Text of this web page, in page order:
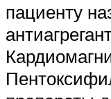
пациенту